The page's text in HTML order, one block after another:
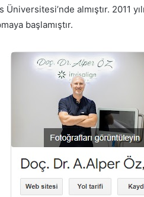
Üniversitesi’nde almıştır. 2011
başlamıştır.